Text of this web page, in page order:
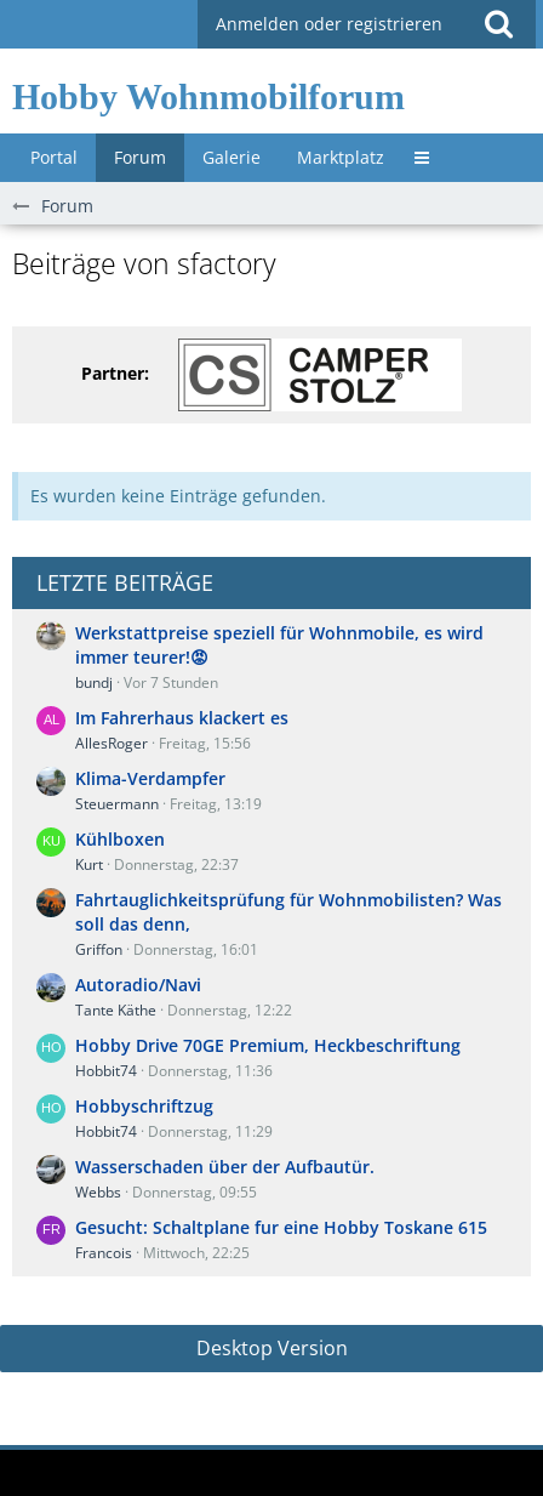
Anmelden oder registrieren
Hobby Wohnmobilforum
Portal Forum Galerie Marktplatz Untermenü »
Forum
Beiträge von sfactory
Partner:
Es wurden keine Einträge gefunden.
LETZTE BEITRÄGE
Werkstattpreise speziell für Wohnmobile, es wird
immer teurer!😡
bundj Vor 7 Stunden
Im Fahrerhaus klackert es
AllesRoger Freitag, 15:56
Klima-Verdampfer
Steuermann Freitag, 13:19
Kühlboxen
Kurt Donnerstag, 22:37
Fahrtauglichkeitsprüfung für Wohnmobilisten? Was
soll das denn,
Griffon Donnerstag, 16:01
Autoradio/Navi
Tante Käthe Donnerstag, 12:22
Hobby Drive 70GE Premium, Heckbeschriftung
Hobbit74 Donnerstag, 11:36
Hobbyschriftzug
Hobbit74 Donnerstag, 11:29
Wasserschaden über der Aufbautür.
Webbs Donnerstag, 09:55
Gesucht: Schaltplane fur eine Hobby Toskane 615
Francois Mittwoch, 22:25
Desktop Version